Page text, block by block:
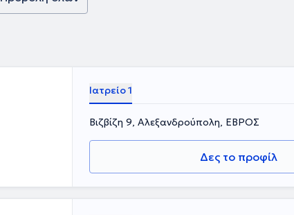
Ιατρείο 1
Βιζβίζη 9, Αλεξανδρούπολη, ΕΒΡΟΣ
Δες το προφίλ